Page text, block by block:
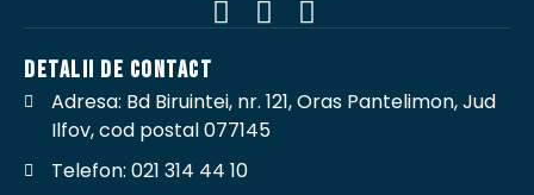
DETALII DE CONTACT
Adresa: Bd Biruintei, nr. 121, Oras Pantelimon, Jud
Ilfov, cod postal 077145
Telefon: 021 314 44 10